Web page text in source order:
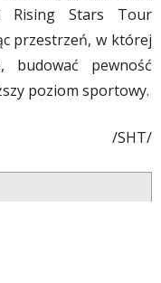
Rising Stars Tour
przestrzeń, w której
budować pewność
poziom sportowy.
/SHT/